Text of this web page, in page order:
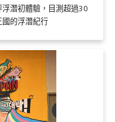
潛初體驗，目測超過30
的浮潛紀行